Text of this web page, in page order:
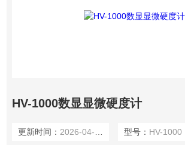
HV-1000数显显微硬度计
更新时间： 2026-04-08 型号： HV-1000